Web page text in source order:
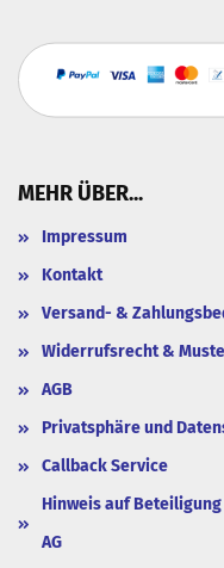
MEHR ÜBER...
Impressum
Kontakt
Versand- &
Widerrufsrecht &
AGB
Privatsphäre und
Callback Service
Hinweis auf
AG